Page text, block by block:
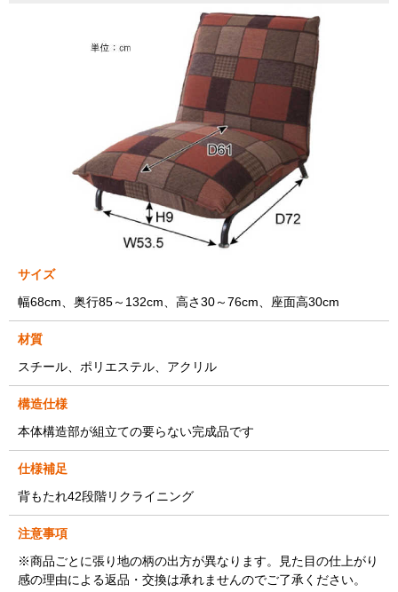
サイズ
幅68cm、奥行85～132cm、高さ30～76cm、座面高30cm
材質
スチール、ポリエステル、アクリル
構造仕様
本体構造部が組立ての要らない完成品です
仕様補足
背もたれ42段階リクライニング
注意事項
※商品ごとに張り地の柄の出方が異なります。見た目の仕上がり
感の理由による返品・交換は承れませんのでご了承ください。